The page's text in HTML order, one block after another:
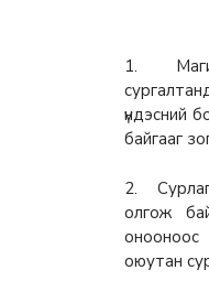
1.
үндэсний
байгааг
2.
олгож
оюутан